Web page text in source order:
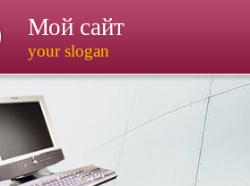
Мой сайт
your slogan